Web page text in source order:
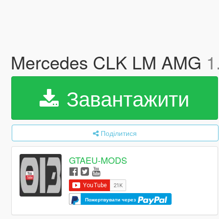
Mercedes CLK LM AMG
Завантажити
Поділитися
GTAEU-MODS
Пожертвувати через